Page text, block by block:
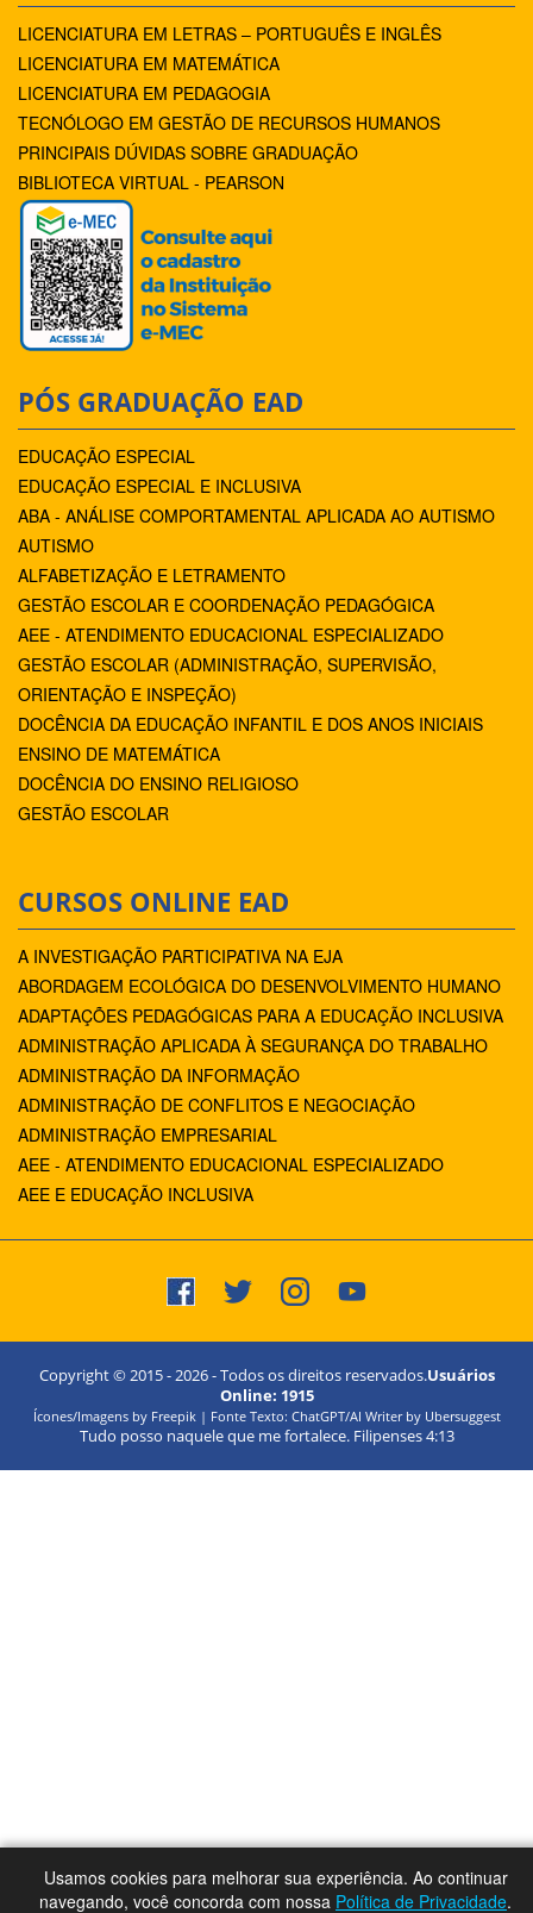
LICENCIATURA EM LETRAS – PORTUGUÊS E INGLÊS
LICENCIATURA EM MATEMÁTICA
LICENCIATURA EM PEDAGOGIA
TECNÓLOGO EM GESTÃO DE RECURSOS HUMANOS
PRINCIPAIS DÚVIDAS SOBRE GRADUAÇÃO
BIBLIOTECA VIRTUAL - PEARSON
PÓS GRADUAÇÃO EAD
EDUCAÇÃO ESPECIAL
EDUCAÇÃO ESPECIAL E INCLUSIVA
ABA - ANÁLISE COMPORTAMENTAL APLICADA AO AUTISMO
AUTISMO
ALFABETIZAÇÃO E LETRAMENTO
GESTÃO ESCOLAR E COORDENAÇÃO PEDAGÓGICA
AEE - ATENDIMENTO EDUCACIONAL ESPECIALIZADO
GESTÃO ESCOLAR (ADMINISTRAÇÃO, SUPERVISÃO,
ORIENTAÇÃO E INSPEÇÃO)
DOCÊNCIA DA EDUCAÇÃO INFANTIL E DOS ANOS INICIAIS
ENSINO DE MATEMÁTICA
DOCÊNCIA DO ENSINO RELIGIOSO
GESTÃO ESCOLAR
CURSOS ONLINE EAD
A INVESTIGAÇÃO PARTICIPATIVA NA EJA
ABORDAGEM ECOLÓGICA DO DESENVOLVIMENTO HUMANO
ADAPTAÇÕES PEDAGÓGICAS PARA A EDUCAÇÃO INCLUSIVA
ADMINISTRAÇÃO APLICADA À SEGURANÇA DO TRABALHO
ADMINISTRAÇÃO DA INFORMAÇÃO
ADMINISTRAÇÃO DE CONFLITOS E NEGOCIAÇÃO
ADMINISTRAÇÃO EMPRESARIAL
AEE - ATENDIMENTO EDUCACIONAL ESPECIALIZADO
AEE E EDUCAÇÃO INCLUSIVA
Copyright © 2015 -2026- Todos os direitos reservados.Usuários
Online: 1915
Ícones/Imagens by Freepik | Fonte Texto: ChatGPT/AI Writer by Ubersuggest
Tudo posso naquele que me fortalece. Filipenses 4:13
Usamos cookies para melhorar sua experiência. Ao continuar
navegando, você concorda com nossa Política de Privacidade.